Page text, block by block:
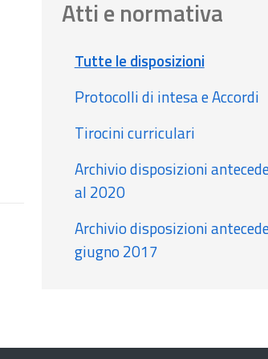
Atti e normativa
Tutte le disposizioni
Protocolli di intesa e Accordi
Tirocini curriculari
Archivio disposizioni
al 2020
Archivio disposizioni
giugno 2017